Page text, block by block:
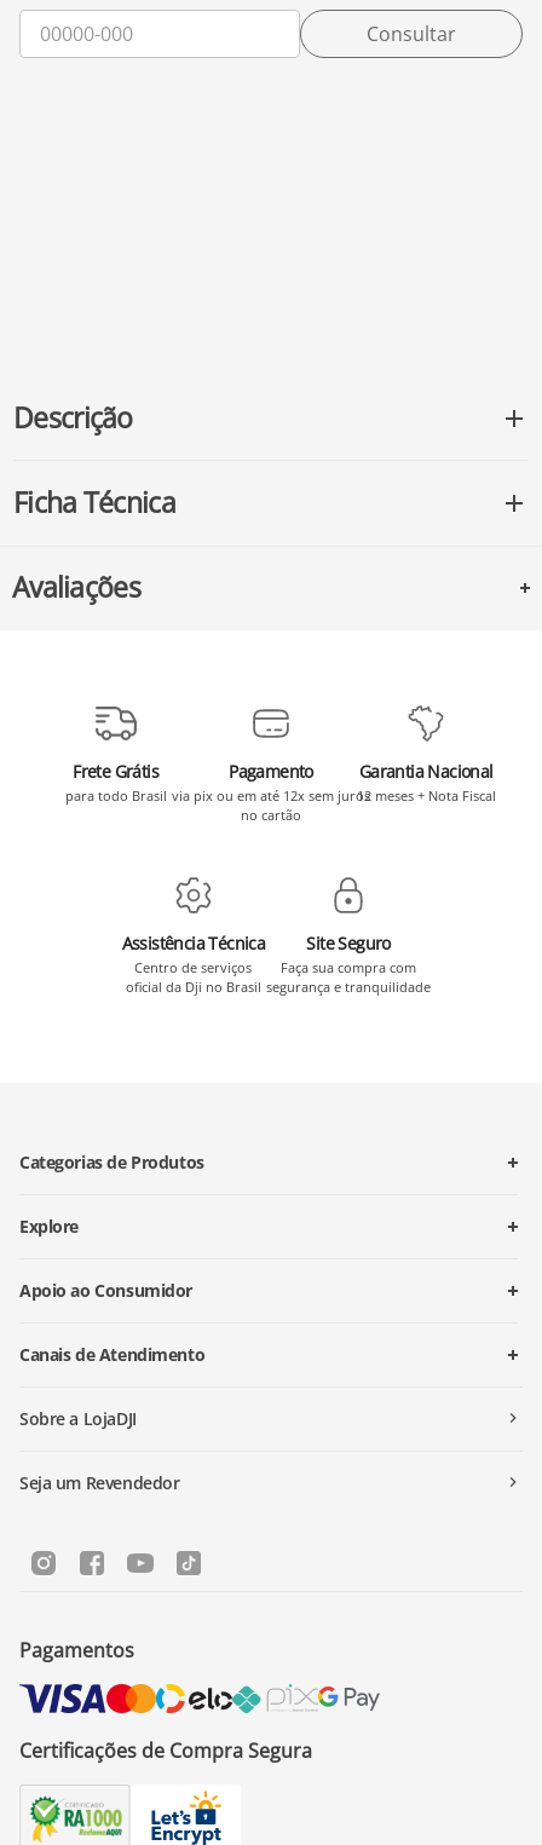
Descrição
Ficha Técnica
Avaliações
Frete Grátis
para todo Brasil
Pagamento
via pix ou em até 12x sem juros
no cartão
Garantia Nacional
12 meses + Nota Fiscal
Assistência Técnica
Centro de serviços
oficial da Dji no Brasil
Site Seguro
Faça sua compra com
segurança e tranquilidade
Categorias de Produtos
Explore
Apoio ao Consumidor
Canais de Atendimento
Sobre a LojaDJI
Seja um Revendedor
Pagamentos
Certificações de Compra Segura